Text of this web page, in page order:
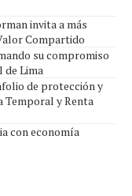
invita a más
Compartido
su compromiso
de Lima
de protección y
Temporal y Renta
con economía